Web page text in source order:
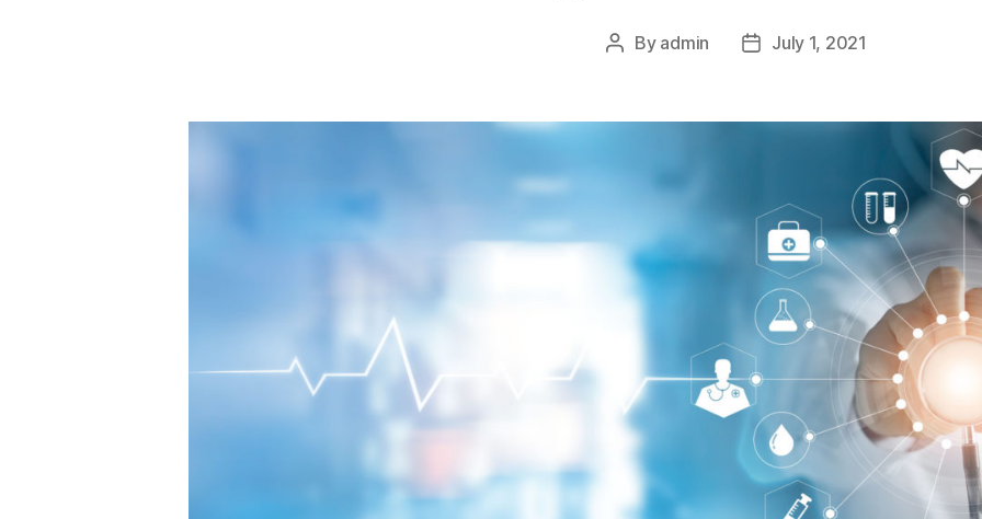
Post
By admin
PostJuly 1, 2021